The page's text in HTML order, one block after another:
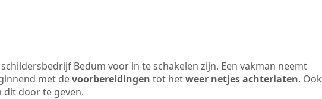
Bedum voor in te schakelen zijn. Een vakman neemt
met devoorbereidingen tot hetweer netjes achterlaten. Ook
dit door te geven.